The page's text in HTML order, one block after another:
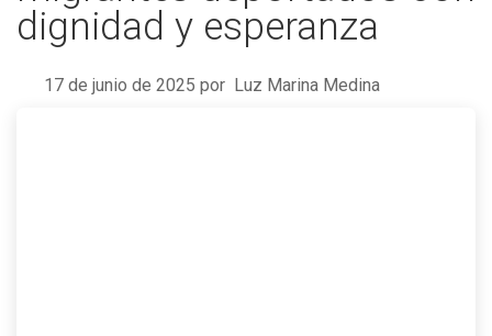
dignidad y esperanza
17 de junio de 2025 por Luz Marina Medina